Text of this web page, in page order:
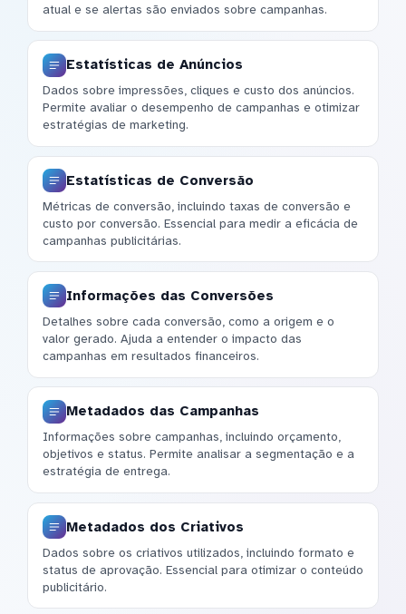
atual e se alertas são enviados sobre campanhas.
Estatísticas de Anúncios
Dados sobre impressões, cliques e custo dos anúncios.
Permite avaliar o desempenho de campanhas e otimizar
estratégias de marketing.
Estatísticas de Conversão
Métricas de conversão, incluindo taxas de conversão e
custo por conversão. Essencial para medir a eficácia de
campanhas publicitárias.
Informações das Conversões
Detalhes sobre cada conversão, como a origem e o
valor gerado. Ajuda a entender o impacto das
campanhas em resultados financeiros.
Metadados das Campanhas
Informações sobre campanhas, incluindo orçamento,
objetivos e status. Permite analisar a segmentação e a
estratégia de entrega.
Metadados dos Criativos
Dados sobre os criativos utilizados, incluindo formato e
status de aprovação. Essencial para otimizar o conteúdo
publicitário.